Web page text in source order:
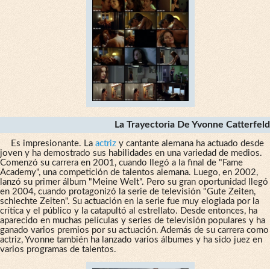
La Trayectoria De Yvonne Catterfeld
Es impresionante. La actrizy cantante alemana ha actuado desde
joven y ha demostrado sus habilidades en una variedad de medios.
Comenzó su carrera en 2001, cuando llegó a la final de "Fame
Academy", una competición de talentos alemana. Luego, en 2002,
lanzó su primer álbum "Meine Welt". Pero su gran oportunidad llegó
en 2004, cuando protagonizó la serie de televisión "Gute Zeiten,
schlechte Zeiten". Su actuación en la serie fue muy elogiada por la
crítica y el público y la catapultó al estrellato. Desde entonces, ha
aparecido en muchas películas y series de televisión populares y ha
ganado varios premios por su actuación. Además de su carrera como
actriz, Yvonne también ha lanzado varios álbumes y ha sido juez en
varios programas de talentos.